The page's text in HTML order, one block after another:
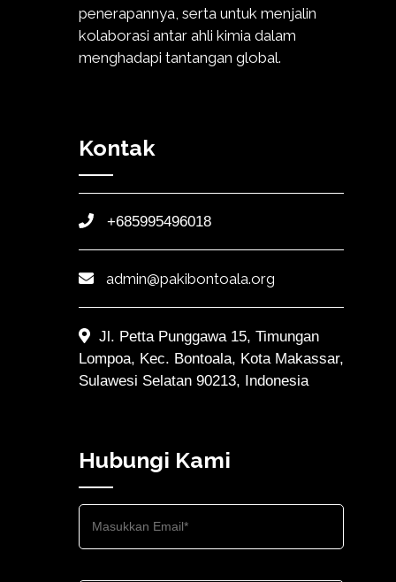
penerapannya, serta untuk menjalin
kolaborasi antar ahli kimia dalam
menghadapi tantangan global.
Kontak
+685995496018
admin@pakibontoala.org
Jl. Petta Punggawa 15, Timungan
Lompoa, Kec. Bontoala, Kota Makassar,
Sulawesi Selatan 90213, Indonesia
Hubungi Kami